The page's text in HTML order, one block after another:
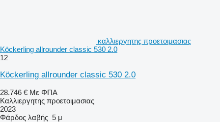
καλλιεργητης προετοιμασιας
Köckerling allrounder classic 530 2.0
12
Köckerling allrounder classic 530 2.0
28.746 € Με ΦΠΑ
Καλλιεργητης προετοιμασιας
2023
Φάρδος λαβής 5 μ